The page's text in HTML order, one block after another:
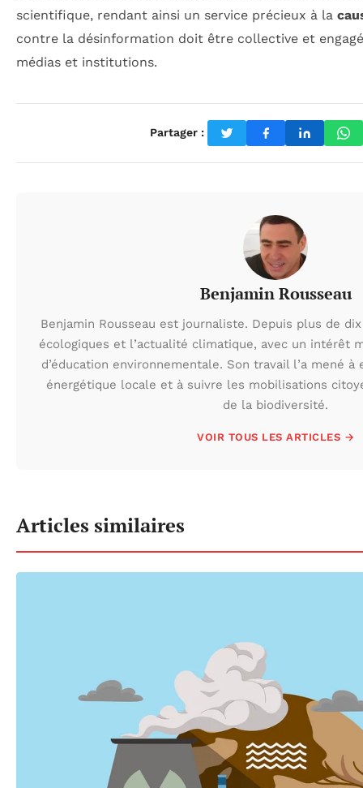
scientifique, rendant ainsi un service précieux à la
contre la désinformation doit être collective et
médias et institutions.
Partager :
Benjamin Rousseau
Benjamin Rousseau est journaliste. Depuis plus de
écologiques et l’actualité climatique, avec un intérêt
d’éducation environnementale. Son travail l’a mené
énergétique locale et à suivre les mobilisations
de la biodiversité.
VOIR TOUS LES ARTICLES →
Articles similaires